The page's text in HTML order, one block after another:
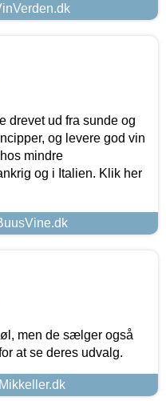
drevet ud fra sunde og
og levere god vin
mindre
og i Italien. Klik her
men de sælger også
at se deres udvalg.